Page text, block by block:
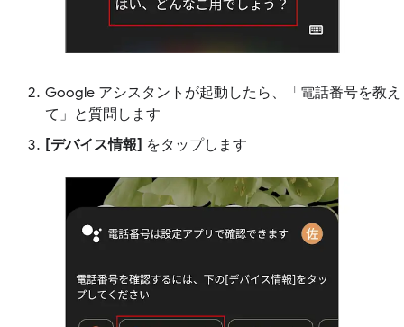
Google アシスタントが起動したら、「電話番号を教え
て」と質問します
[デバイス情報] をタップします